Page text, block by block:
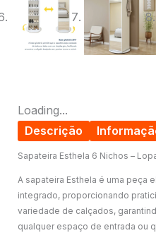
Loading...
Descrição
Sapateira Esthela 6 Nichos –
A sapateira Esthela é uma peça
integrado, proporcionando
variedade de calçados,
qualquer espaço de entrada ou